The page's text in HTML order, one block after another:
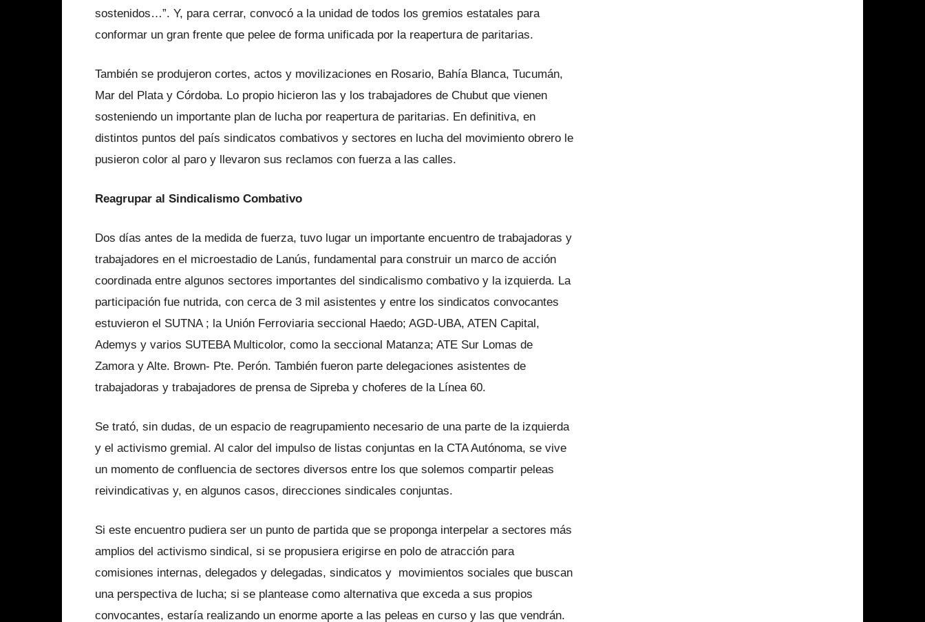
sostenidos…”. Y, para cerrar, convocó a la unidad de todos los gremios estatales para
conformar un gran frente que pelee de forma unificada por la reapertura de paritarias.
También se produjeron cortes, actos y movilizaciones en Rosario, Bahía Blanca, Tucumán,
Mar del Plata y Córdoba. Lo propio hicieron las y los trabajadores de Chubut que vienen
sosteniendo un importante plan de lucha por reapertura de paritarias. En definitiva, en
distintos puntos del país sindicatos combativos y sectores en lucha del movimiento obrero le
pusieron color al paro y llevaron sus reclamos con fuerza a las calles.
Reagrupar al Sindicalismo Combativo
Dos días antes de la medida de fuerza, tuvo lugar un importante encuentro de trabajadoras y
trabajadores en el microestadio de Lanús, fundamental para construir un marco de acción
coordinada entre algunos sectores importantes del sindicalismo combativo y la izquierda. La
participación fue nutrida, con cerca de 3 mil asistentes y entre los sindicatos convocantes
estuvieron el SUTNA ; la Unión Ferroviaria seccional Haedo; AGD-UBA, ATEN Capital,
Ademys y varios SUTEBA Multicolor, como la seccional Matanza; ATE Sur Lomas de
Zamora y Alte. Brown- Pte. Perón. También fueron parte delegaciones asistentes de
trabajadoras y trabajadores de prensa de Sipreba y choferes de la Línea 60.
Se trató, sin dudas, de un espacio de reagrupamiento necesario de una parte de la izquierda
y el activismo gremial. Al calor del impulso de listas conjuntas en la CTA Autónoma, se vive
un momento de confluencia de sectores diversos entre los que solemos compartir peleas
reivindicativas y, en algunos casos, direcciones sindicales conjuntas.
Si este encuentro pudiera ser un punto de partida que se proponga interpelar a sectores más
amplios del activismo sindical, si se propusiera erigirse en polo de atracción para
comisiones internas, delegados y delegadas, sindicatos y movimientos sociales que buscan
una perspectiva de lucha; si se plantease como alternativa que exceda a sus propios
convocantes, estaría realizando un enorme aporte a las peleas en curso y las que vendrán.